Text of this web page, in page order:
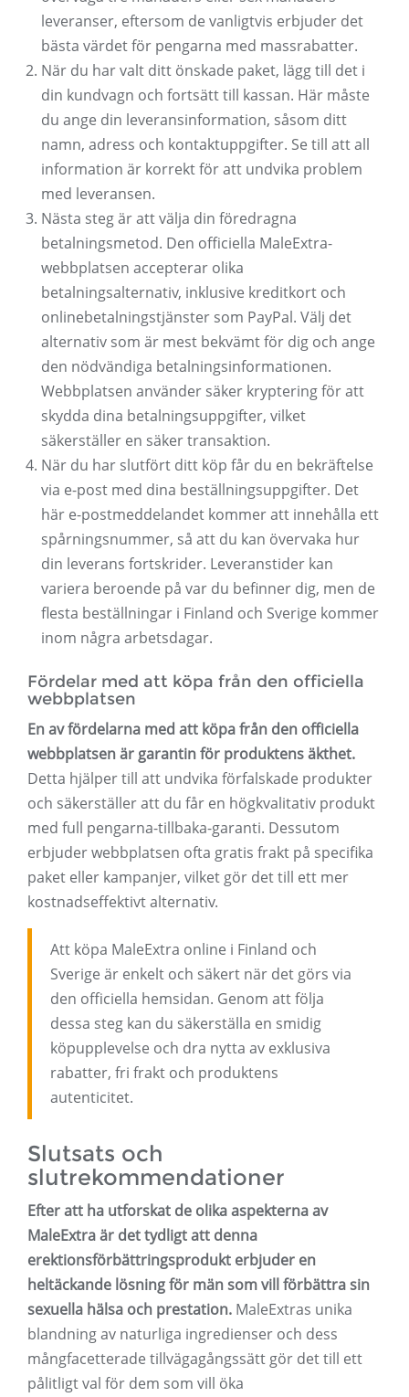
leveranser, eftersom de vanligtvis erbjuder det
bästa värdet för pengarna med massrabatter.
När du har valt ditt önskade paket, lägg till det i
din kundvagn och fortsätt till kassan. Här måste
du ange din leveransinformation, såsom ditt
namn, adress och kontaktuppgifter. Se till att all
information är korrekt för att undvika problem
med leveransen.
Nästa steg är att välja din föredragna
betalningsmetod. Den officiella MaleExtra-
webbplatsen accepterar olika
betalningsalternativ, inklusive kreditkort och
onlinebetalningstjänster som PayPal. Välj det
alternativ som är mest bekvämt för dig och ange
den nödvändiga betalningsinformationen.
Webbplatsen använder säker kryptering för att
skydda dina betalningsuppgifter, vilket
säkerställer en säker transaktion.
När du har slutfört ditt köp får du en bekräftelse
via e-post med dina beställningsuppgifter. Det
här e-postmeddelandet kommer att innehålla ett
spårningsnummer, så att du kan övervaka hur
din leverans fortskrider. Leveranstider kan
variera beroende på var du befinner dig, men de
flesta beställningar i Finland och Sverige kommer
inom några arbetsdagar.
Fördelar med att köpa från den officiella
webbplatsen
En av fördelarna med att köpa från den officiella
webbplatsen är garantin för produktens äkthet.
Detta hjälper till att undvika förfalskade produkter
och säkerställer att du får en högkvalitativ produkt
med full pengarna-tillbaka-garanti. Dessutom
erbjuder webbplatsen ofta gratis frakt på specifika
paket eller kampanjer, vilket gör det till ett mer
kostnadseffektivt alternativ.
Att köpa MaleExtra online i Finland och
Sverige är enkelt och säkert när det görs via
den officiella hemsidan. Genom att följa
dessa steg kan du säkerställa en smidig
köpupplevelse och dra nytta av exklusiva
rabatter, fri frakt och produktens
autenticitet.
Slutsats och
slutrekommendationer
Efter att ha utforskat de olika aspekterna av
MaleExtra är det tydligt att denna
erektionsförbättringsprodukt erbjuder en
heltäckande lösning för män som vill förbättra sin
sexuella hälsa och prestation. MaleExtras unika
blandning av naturliga ingredienser och dess
mångfacetterade tillvägagångssätt gör det till ett
pålitligt val för dem som vill öka